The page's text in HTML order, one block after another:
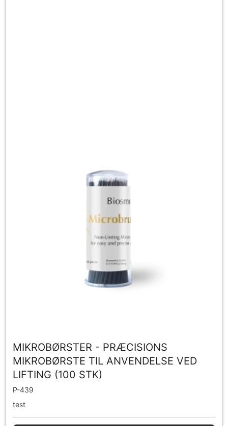
MIKROBØRSTER - PRÆCISIONS
MIKROBØRSTE TIL ANVENDELSE VED
LIFTING (100 STK)
P-439
test